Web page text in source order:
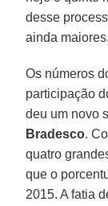
desse
ainda maiores.
Os números
participação
deu um novo
Bradesco.
quatro
que o
2015. A fatia